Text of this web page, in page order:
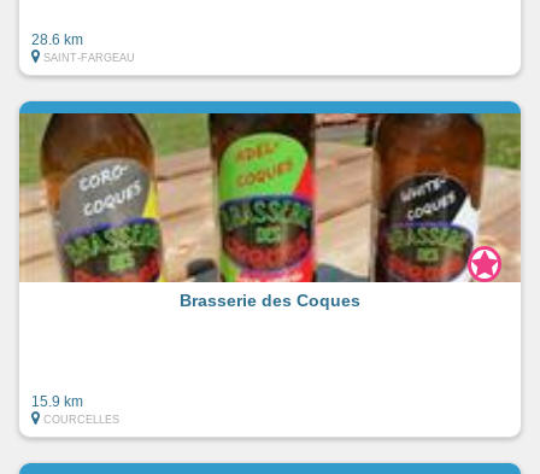
28.6 km
SAINT-FARGEAU
Brasserie des Coques
15.9 km
COURCELLES